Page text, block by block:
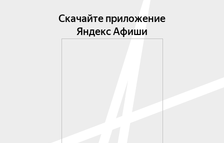
Скачайте приложение
Яндекс Афиши